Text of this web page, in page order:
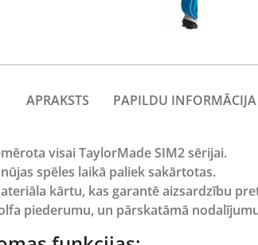
APRAKSTS PAPILDU INFORMĀCIJA
visai TaylorMade SIM2 sērijai.
spēles laikā paliek sakārtotas.
kārtu, kas garantē aizsardzību
piederumu, un pārskatāmā